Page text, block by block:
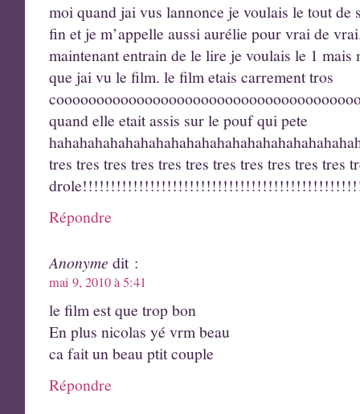
moi quand jai vus lannonce je voulais le tout
fin et je m’appelle aussi aurélie pour vrai de
maintenant entrain de le lire je voulais le 1 mais
que jai vu le film. le film etais carrement tros
quand elle etait assis sur le pouf qui pete
tres tres tres tres tres tres tres tres tres tres tres
Répondre
Anonyme dit :
mai 9, 2010 à 5:41
le film est que trop bon
En plus nicolas yé vrm beau
ca fait un beau ptit couple
Répondre